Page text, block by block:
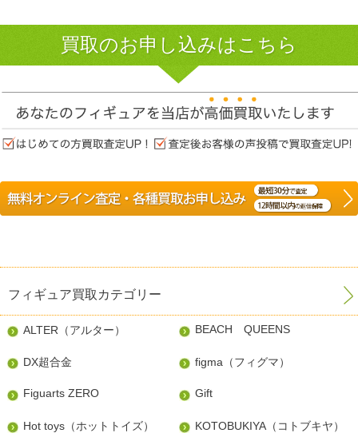
買取のお申し込みはこちら
フィギュア買取カテゴリー
ALTER（アルター） BEACH QUEENS
DX超合金 figma（フィグマ）
Figuarts ZERO Gift
Hot toys（ホットトイズ） KOTOBUKIYA（コトブキヤ）